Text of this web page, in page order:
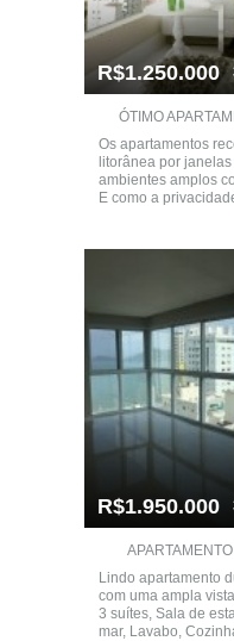
R$1.250.000
ÓTIMO
Os apartamentos
litorânea por
ambientes amplos
E como a
R$1.950.000
Lindo apartamento
com uma ampla
3 suítes, Sala de
mar, Lavabo,